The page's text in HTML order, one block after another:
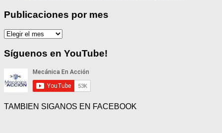
Publicaciones por mes
Publicaciones
mes
Síguenos en YouTube!
TAMBIEN SIGANOS EN FACEBOOK